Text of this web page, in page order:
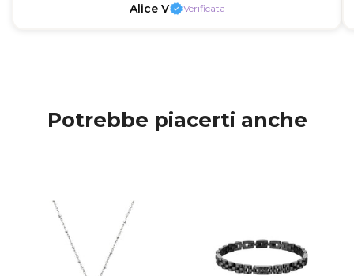
Alice V Verificata
Potrebbe piacerti anche